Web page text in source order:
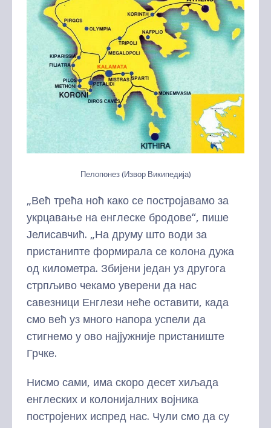
Пелопонез (Извор Википедија)
„Већ трећа ноћ како се постројавамо за
укрцавање на енглеске бродове“, пише
Јелисавчић. „На друму што води за
пристанипте формирала се колона дужа
од километра. Збијени један уз другога
стрпљиво чекамо уверени да нас
савезници Енглези неће оставити, када
смо већ уз много напора успели да
стигнемо у ово најјужније пристаниште
Грчке.
Нисмо сами, има скоро десет хиљада
енглеских и колонијалних војника
постројених испред нас. Чули смо да су